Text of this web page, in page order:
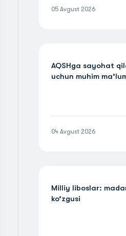
05 Avgust 2026
AQSHga sayohat
uchun muhim
04 Avgust 2026
Milliy liboslar:
ko‘zgusi